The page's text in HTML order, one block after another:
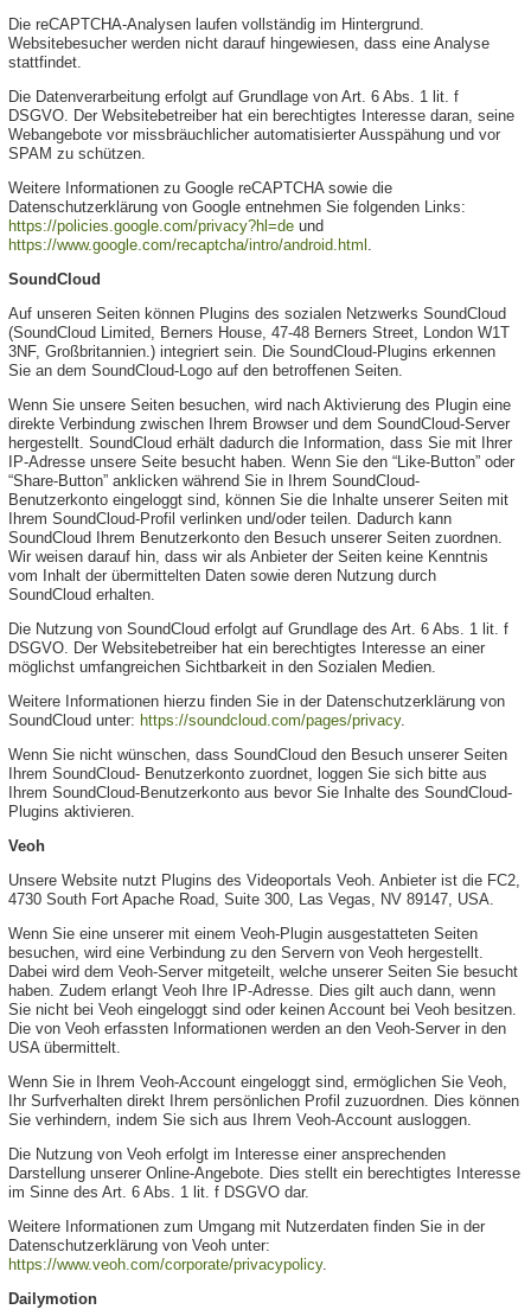
Die reCAPTCHA-Analysen laufen vollständig im Hintergrund.
Websitebesucher werden nicht darauf hingewiesen, dass eine Analyse
stattfindet.
Die Datenverarbeitung erfolgt auf Grundlage von Art. 6 Abs. 1 lit. f
DSGVO. Der Websitebetreiber hat ein berechtigtes Interesse daran, seine
Webangebote vor missbräuchlicher automatisierter Ausspähung und vor
SPAM zu schützen.
Weitere Informationen zu Google reCAPTCHA sowie die
Datenschutzerklärung von Google entnehmen Sie folgenden Links:
https://policies.google.com/privacy?hl=de und
https://www.google.com/recaptcha/intro/android.html
SoundCloud
Auf unseren Seiten können Plugins des sozialen Netzwerks SoundCloud
(SoundCloud Limited, Berners House, 47-48 Berners Street, London W1T
3NF, Großbritannien.) integriert sein. Die SoundCloud-Plugins erkennen
Sie an dem SoundCloud-Logo auf den betroffenen Seiten.
Wenn Sie unsere Seiten besuchen, wird nach Aktivierung des Plugin eine
direkte Verbindung zwischen Ihrem Browser und dem SoundCloud-Server
hergestellt. SoundCloud erhält dadurch die Information, dass Sie mit Ihrer
IP-Adresse unsere Seite besucht haben. Wenn Sie den “Like-Button” oder
“Share-Button” anklicken während Sie in Ihrem SoundCloud-
Benutzerkonto eingeloggt sind, können Sie die Inhalte unserer Seiten mit
Ihrem SoundCloud-Profil verlinken und/oder teilen. Dadurch kann
SoundCloud Ihrem Benutzerkonto den Besuch unserer Seiten zuordnen.
Wir weisen darauf hin, dass wir als Anbieter der Seiten keine Kenntnis
vom Inhalt der übermittelten Daten sowie deren Nutzung durch
SoundCloud erhalten.
Die Nutzung von SoundCloud erfolgt auf Grundlage des Art. 6 Abs. 1 lit. f
DSGVO. Der Websitebetreiber hat ein berechtigtes Interesse an einer
möglichst umfangreichen Sichtbarkeit in den Sozialen Medien.
Weitere Informationen hierzu finden Sie in der Datenschutzerklärung von
SoundCloud unter: https://soundcloud.com/pages/privacy.
Wenn Sie nicht wünschen, dass SoundCloud den Besuch unserer Seiten
Ihrem SoundCloud- Benutzerkonto zuordnet, loggen Sie sich bitte aus
Ihrem SoundCloud-Benutzerkonto aus bevor Sie Inhalte des SoundCloud-
Plugins aktivieren.
Veoh
Unsere Website nutzt Plugins des Videoportals Veoh. Anbieter ist die FC2,
4730 South Fort Apache Road, Suite 300, Las Vegas, NV 89147, USA.
Wenn Sie eine unserer mit einem Veoh-Plugin ausgestatteten Seiten
besuchen, wird eine Verbindung zu den Servern von Veoh hergestellt.
Dabei wird dem Veoh-Server mitgeteilt, welche unserer Seiten Sie besucht
haben. Zudem erlangt Veoh Ihre IP-Adresse. Dies gilt auch dann, wenn
Sie nicht bei Veoh eingeloggt sind oder keinen Account bei Veoh besitzen.
Die von Veoh erfassten Informationen werden an den Veoh-Server in den
USA übermittelt.
Wenn Sie in Ihrem Veoh-Account eingeloggt sind, ermöglichen Sie Veoh,
Ihr Surfverhalten direkt Ihrem persönlichen Profil zuzuordnen. Dies können
Sie verhindern, indem Sie sich aus Ihrem Veoh-Account ausloggen.
Die Nutzung von Veoh erfolgt im Interesse einer ansprechenden
Darstellung unserer Online-Angebote. Dies stellt ein berechtigtes Interesse
im Sinne des Art. 6 Abs. 1 lit. f DSGVO dar.
Weitere Informationen zum Umgang mit Nutzerdaten finden Sie in der
Datenschutzerklärung von Veoh unter:
https://www.veoh.com/corporate/privacypolicy.
Dailymotion